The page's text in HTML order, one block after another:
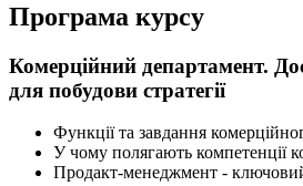
Програма курсу
Комерційний департамент.
для побудови стратегії
Функції та завдання
У чому полягають компетенції
Продакт-менеджмент -